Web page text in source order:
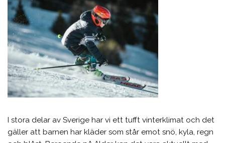
I stora delar av Sverige har vi ett tufft vinterklimat och det
gäller att barnen har kläder som står emot snö, kyla, regn